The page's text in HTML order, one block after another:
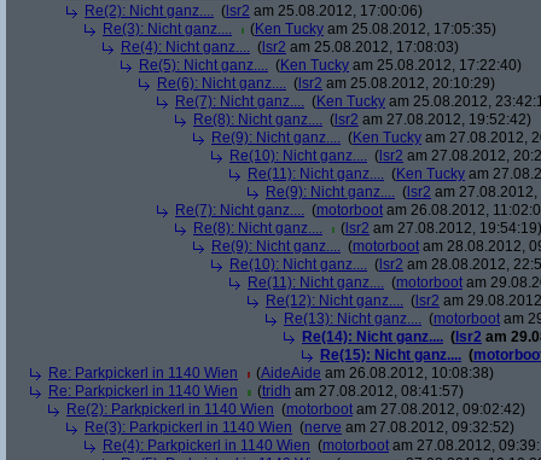
Re(2): Nicht ganz.... ( lsr2 am 25.08.2012, 17:00:06)
Re(3): Nicht ganz....
(Ken Tucky am 25.08.2012, 17:05:35)
Re(4): Nicht ganz.... ( lsr2 am 25.08.2012, 17:08:03)
Re(5): Nicht ganz.... (Ken Tucky am 25.08.2012, 17:22:40)
Re(6): Nicht ganz.... ( lsr2 am 25.08.2012, 20:10:29)
Re(7): Nicht ganz.... (Ken Tucky am 25.08.2012,
Re(8): Nicht ganz.... ( lsr2 am 27.08.2012, 19:52:42)
Re(9): Nicht ganz.... (Ken Tucky am 27.08.2012,
Re(10): Nicht ganz.... ( lsr2 am 27.08.2012,
Re(11): Nicht ganz.... (Ken Tucky am
Re(9): Nicht ganz.... ( lsr2 am
Re(7): Nicht ganz.... (motorboot am 26.08.2012,
Re(8): Nicht ganz....
( lsr2 am 27.08.2012, 19:54:19)
Re(9): Nicht ganz.... (motorboot am 28.08.2012,
Re(10): Nicht ganz.... ( lsr2 am 28.08.2012,
Re(11): Nicht ganz.... (motorboot am
Re(12): Nicht ganz.... ( lsr2 am
Re(13): Nicht ganz.... (motorboot am
Re(14): Nicht ganz.... ( lsr2 am
Re(15): Nicht ganz.... (
Re: Parkpickerl in 1140 Wien
(AideAide am 26.08.2012, 10:08:38)
Re: Parkpickerl in 1140 Wien
(tridh am 27.08.2012, 08:41:57)
Re(2): Parkpickerl in 1140 Wien (motorboot am 27.08.2012, 09:02:42)
Re(3): Parkpickerl in 1140 Wien (nerve am 27.08.2012, 09:32:52)
Re(4): Parkpickerl in 1140 Wien (motorboot am 27.08.2012,